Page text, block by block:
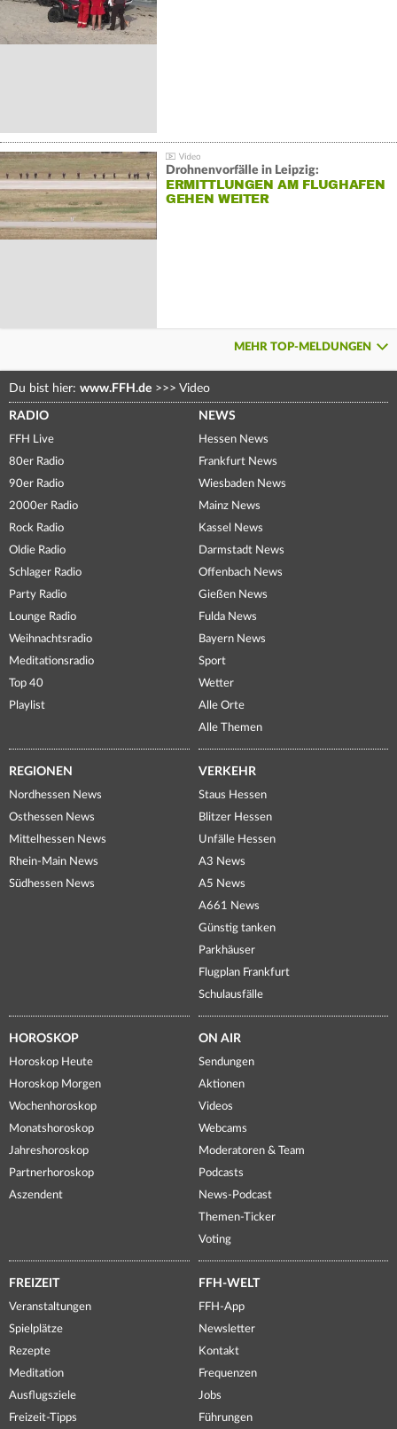
Drohnenvorfälle in Leipzig:
ERMITTLUNGEN AM FLUGHAFEN
GEHEN WEITER
MEHR TOP-MELDUNGEN
Du bist hier: www.FFH.de >>> Video
RADIO
FFH Live
80er Radio
90er Radio
2000er Radio
Rock Radio
Oldie Radio
Schlager Radio
Party Radio
Lounge Radio
Weihnachtsradio
Meditationsradio
Top 40
Playlist
NEWS
Hessen News
Frankfurt News
Wiesbaden News
Mainz News
Kassel News
Darmstadt News
Offenbach News
Gießen News
Fulda News
Bayern News
Sport
Wetter
Alle Orte
Alle Themen
REGIONEN
Nordhessen News
Osthessen News
Mittelhessen News
Rhein-Main News
Südhessen News
VERKEHR
Staus Hessen
Blitzer Hessen
Unfälle Hessen
A3 News
A5 News
A661 News
Günstig tanken
Parkhäuser
Flugplan Frankfurt
Schulausfälle
HOROSKOP
Horoskop Heute
Horoskop Morgen
Wochenhoroskop
Monatshoroskop
Jahreshoroskop
Partnerhoroskop
Aszendent
ON AIR
Sendungen
Aktionen
Videos
Webcams
Moderatoren & Team
Podcasts
News-Podcast
Themen-Ticker
Voting
FREIZEIT
Veranstaltungen
Spielplätze
Rezepte
Meditation
Ausflugsziele
Freizeit-Tipps
FFH-WELT
FFH-App
Newsletter
Kontakt
Frequenzen
Jobs
Führungen